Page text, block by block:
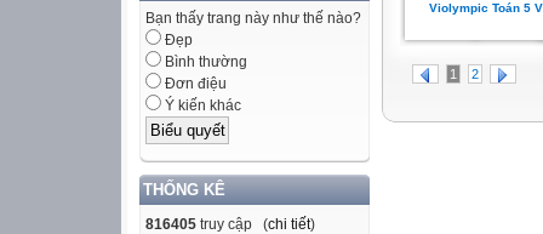
Bạn thấy trang này như thế nào?
Đẹp
Bình thường
Đơn điệu
Ý kiến khác
THỐNG KÊ
816405 truy cập (chi tiết)
Violympic Toán 5
1 2